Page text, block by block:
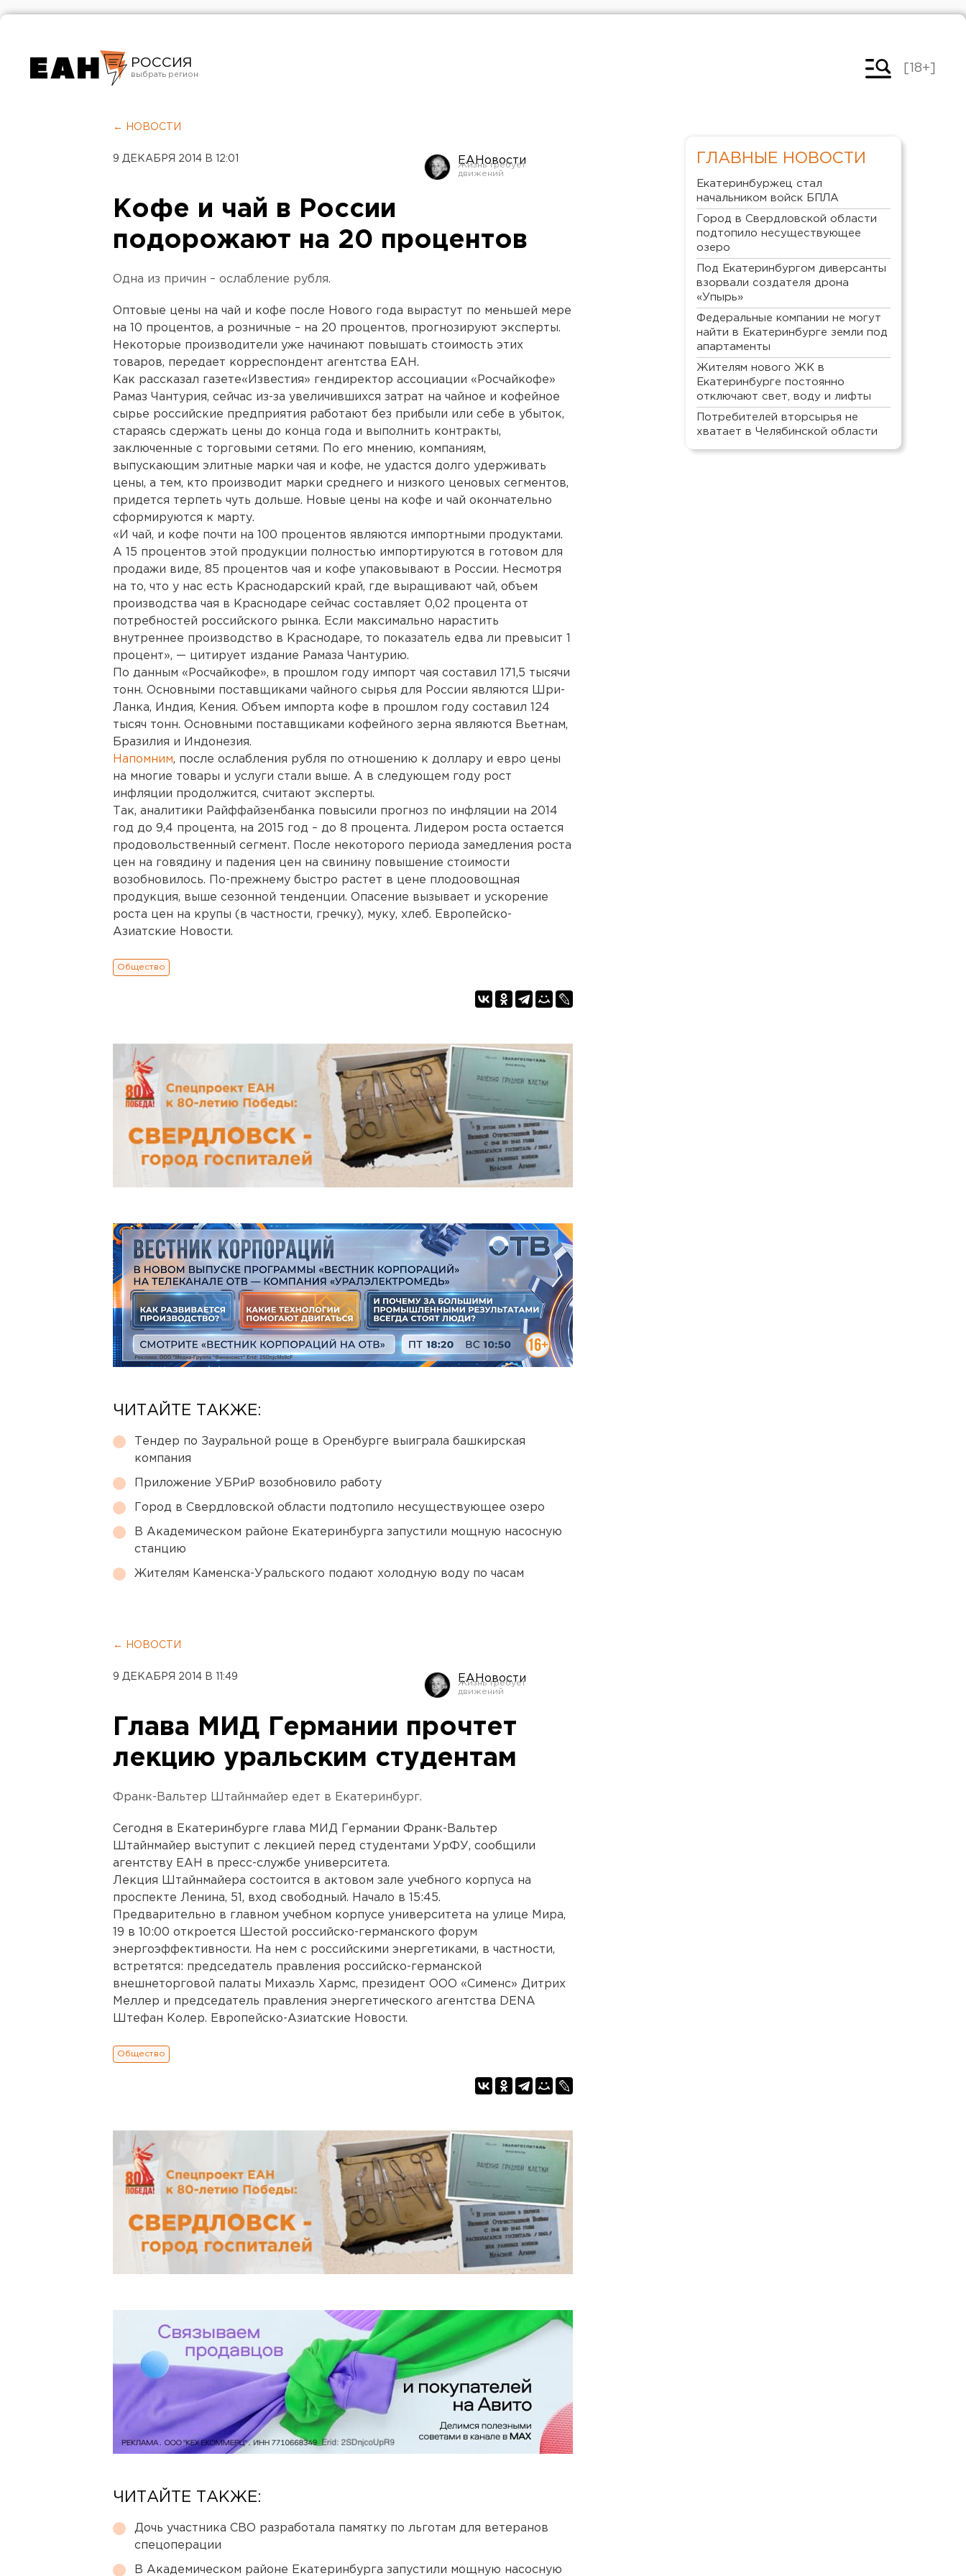
РОССИЯ
Челябинск
[18+]
← НОВОСТИ
9 ДЕКАБРЯ 2014 В 12:01 ЕАНовости
Кофе и чай в России
подорожают на 20 процентов
Одна из причин – ослабление рубля.
Оптовые цены на чай и кофе после Нового года вырастут по меньшей мере
на 10 процентов, а розничные – на 20 процентов, прогнозируют эксперты.
Некоторые производители уже начинают повышать стоимость этих
товаров, передает корреспондент агентства ЕАН.
Как рассказал газете«Известия» гендиректор ассоциации «Росчайкофе»
Рамаз Чантурия, сейчас из-за увеличившихся затрат на чайное и кофейное
сырье российские предприятия работают без прибыли или себе в убыток,
стараясь сдержать цены до конца года и выполнить контракты,
заключенные с торговыми сетями. По его мнению, компаниям,
выпускающим элитные марки чая и кофе, не удастся долго удерживать
цены, а тем, кто производит марки среднего и низкого ценовых сегментов,
придется терпеть чуть дольше. Новые цены на кофе и чай окончательно
сформируются к марту.
«И чай, и кофе почти на 100 процентов являются импортными продуктами.
А 15 процентов этой продукции полностью импортируются в готовом для
продажи виде, 85 процентов чая и кофе упаковывают в России. Несмотря
на то, что у нас есть Краснодарский край, где выращивают чай, объем
производства чая в Краснодаре сейчас составляет 0,02 процента от
потребностей российского рынка. Если максимально нарастить
внутреннее производство в Краснодаре, то показатель едва ли превысит 1
процент», — цитирует издание Рамаза Чантурию.
По данным «Росчайкофе», в прошлом году импорт чая составил 171,5 тысячи
тонн. Основными поставщиками чайного сырья для России являются Шри-
Ланка, Индия, Кения. Объем импорта кофе в прошлом году составил 124
тысяч тонн. Основными поставщиками кофейного зерна являются Вьетнам,
Бразилия и Индонезия.
Напомним, после ослабления рубля по отношению к доллару и евро цены
на многие товары и услуги стали выше. А в следующем году рост
инфляции продолжится, считают эксперты.
Так, аналитики Райффайзенбанка повысили прогноз по инфляции на 2014
год до 9,4 процента, на 2015 год – до 8 процента. Лидером роста остается
продовольственный сегмент. После некоторого периода замедления роста
цен на говядину и падения цен на свинину повышение стоимости
возобновилось. По-прежнему быстро растет в цене плодоовощная
продукция, выше сезонной тенденции. Опасение вызывает и ускорение
роста цен на крупы (в частности, гречку), муку, хлеб. Европейско-
Азиатские Новости.
Общество
ЧИТАЙТЕ ТАКЖЕ:
Тендер по Зауральной роще в Оренбурге выиграла башкирская
компания
Приложение УБРиР возобновило работу
Город в Свердловской области подтопило несуществующее озеро
В Академическом районе Екатеринбурга запустили мощную насосную
станцию
Жителям Каменска-Уральского подают холодную воду по часам
← НОВОСТИ
9 ДЕКАБРЯ 2014 В 11:49 ЕАНовости
Глава МИД Германии прочтет
лекцию уральским студентам
Франк-Вальтер Штайнмайер едет в Екатеринбург.
Сегодня в Екатеринбурге глава МИД Германии Франк-Вальтер
Штайнмайер выступит с лекцией перед студентами УрФУ, сообщили
агентству ЕАН в пресс-службе университета.
Лекция Штайнмайера состоится в актовом зале учебного корпуса на
проспекте Ленина, 51, вход свободный. Начало в 15:45.
Предварительно в главном учебном корпусе университета на улице Мира,
19 в 10:00 откроется Шестой российско-германского форум
энергоэффективности. На нем с российскими энергетиками, в частности,
встретятся: председатель правления российско-германской
внешнеторговой палаты Михаэль Хармс, президент ООО «Сименс» Дитрих
Меллер и председатель правления энергетического агентства DENA
Штефан Колер. Европейско-Азиатские Новости.
Общество
ЧИТАЙТЕ ТАКЖЕ:
Дочь участника СВО разработала памятку по льготам для ветеранов
спецоперации
В Академическом районе Екатеринбурга запустили мощную насосную
ГЛАВНЫЕ НОВОСТИ
Екатеринбуржец стал
начальником войск БПЛА
Город в Свердловской области
подтопило несуществующее
озеро
Под Екатеринбургом диверсанты
взорвали создателя дрона
«Упырь»
Федеральные компании не могут
найти в Екатеринбурге земли под
апартаменты
Жителям нового ЖК в
Екатеринбурге постоянно
отключают свет, воду и лифты
Потребителей вторсырья не
хватает в Челябинской области